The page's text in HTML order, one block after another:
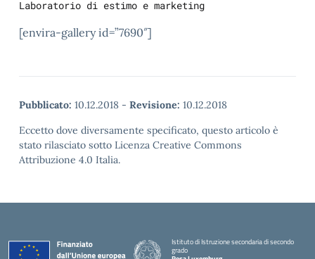
Laboratorio di estimo e marketing
[envira-gallery id=”7690″]
Pubblicato: 10.12.2018 - Revisione: 10.12.2018
Eccetto dove diversamente specificato, questo articolo è
stato rilasciato sotto Licenza Creative Commons
Attribuzione 4.0 Italia.
Istituto di Istruzione secondaria di secondo
grado